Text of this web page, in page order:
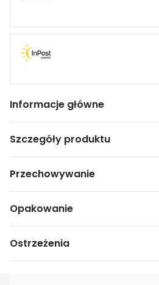
Informacje główne
Szczegóły produktu
Przechowywanie
Opakowanie
Ostrzeżenia